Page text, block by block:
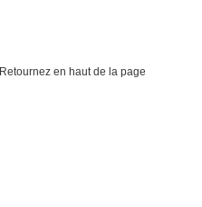
Retournez en haut de la page